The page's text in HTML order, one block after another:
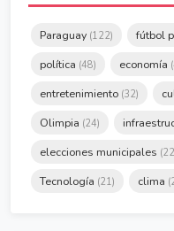
Paraguay (122) fútbol
política (48) economía
entretenimiento (32)
Olimpia (24)
elecciones municipales
Tecnología (21) clima